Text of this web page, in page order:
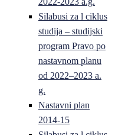
Silabusi za l ciklus
studija – studijski
program Pravo po
nastavnom planu
od 2022–2023 a.
g.
Nastavni plan
2014-15